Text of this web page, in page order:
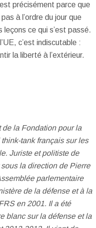
précisément parce que
à l’ordre du jour que
ce qui s’est passé.
c’est indiscutable :
la liberté à l’extérieur.
de la Fondation pour la
tank français sur les
Juriste et politiste de
la direction de Pierre
parlementaire
de la défense et à la
en 2001. Il a été
blanc sur la défense et la